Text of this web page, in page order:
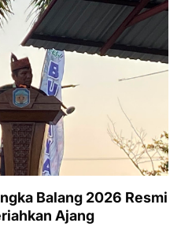
Balang 2026 Resmi
Ajang